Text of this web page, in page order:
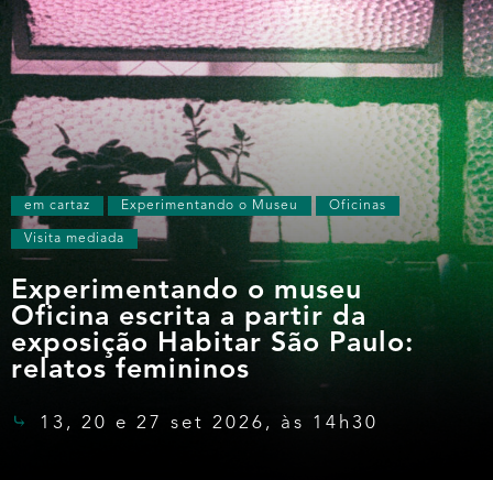
em cartaz Experimentando o Museu Oficinas
Visita mediada
Experimentando o museu
Oficina escrita a partir da
exposição Habitar São Paulo:
relatos femininos
13, 20 e 27 set 2026, às 14h30